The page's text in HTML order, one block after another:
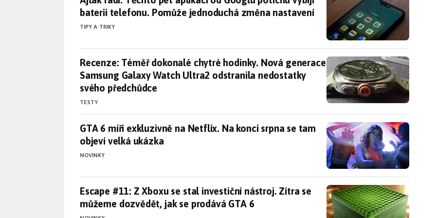
baterii telefonu. Pomůže jednoduchá změna nastavení
TIPY A TRIKY
Recenze: Téměř dokonalé chytré hodinky. Nová generace Samsung Galaxy
Recenze: Téměř dokonalé chytré hodinky. Nová generace
Samsung Galaxy Watch Ultra2 odstranila nedostatky
svého předchůdce
TESTY
GTA 6 míří exkluzivně na Netflix. Na konci srpna se tam objeví velká ukázka
GTA 6 míří exkluzivně na Netflix. Na konci srpna se tam
objeví velká ukázka
NOVINKY
Escape #11: Z Xboxu se stal investiční nástroj. Zítra se můžeme dozvědět, jak se
Escape #11: Z Xboxu se stal investiční nástroj. Zítra se
můžeme dozvědět, jak se prodává GTA 6